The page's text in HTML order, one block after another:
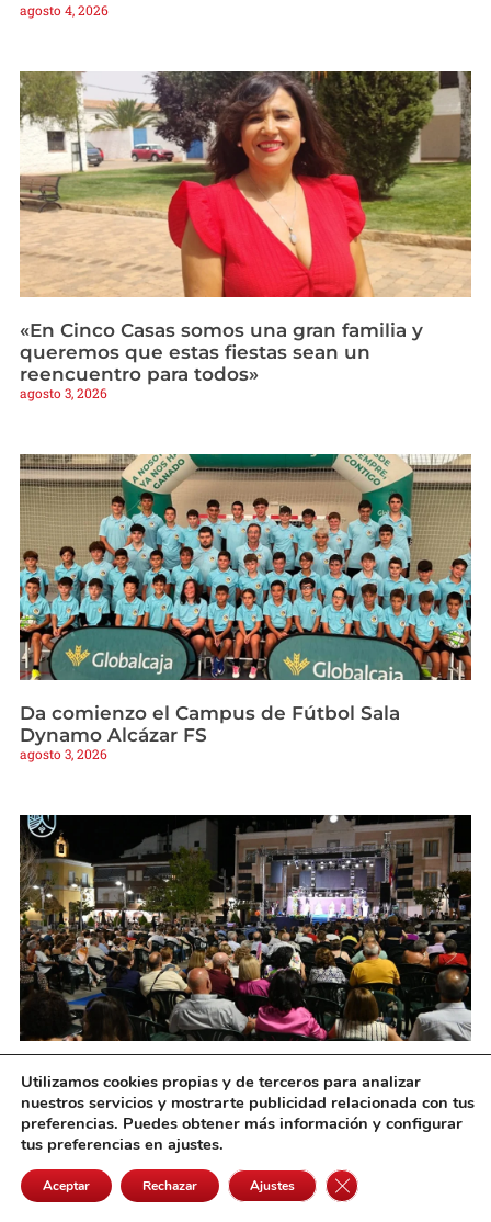
agosto 4, 2026
«En Cinco Casas somos una gran familia y
queremos que estas fiestas sean un
reencuentro para todos»
agosto 3, 2026
Da comienzo el Campus de Fútbol Sala
Dynamo Alcázar FS
agosto 3, 2026
Socuéllamos da la bienvenida a su Feria y
Fiestas 2026 con una noche de pregón,
tradición y música
agosto 3, 2026
Utilizamos cookies propias y de terceros para analizar
nuestros servicios y mostrarte publicidad relacionada con tus
preferencias. Puedes obtener más información y configurar
tus preferencias en ajustes.
Aceptar Rechazar Ajustes Cerrar el banner de